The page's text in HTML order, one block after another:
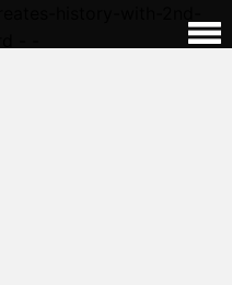
history-with-2nd-
- -